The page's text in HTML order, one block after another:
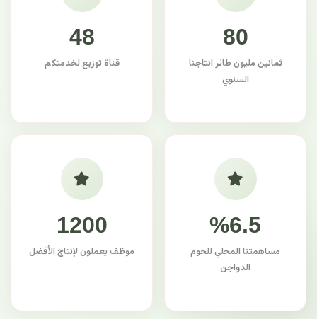
80
ثمانين مليون طائر انتاجنا
السنوي
48
قناة توزيع لخدمتكم
%6.5
مساهمتنا المحلي للحوم
الدواجن
1200
موظف يعملون لإنتاج الأفضل